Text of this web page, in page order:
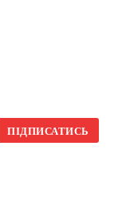
ПІДПИСАТИСЬ